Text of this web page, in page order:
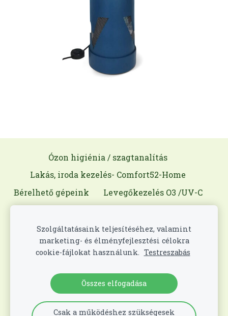
Ózon higiénia / szagtanalítás
Lakás, iroda kezelés- Comfort52-Home
Bérelhető gépeink
Levegőkezelés O3 /UV-C
Élelmiszeripar (Mobilsept O3 Food)
Kórházi Fertőző Hulladék
Rólunk
© 2026 Mobilsept Mobile Hygiene LLCMinden jog
fenntartva!
Szolgáltatásaink teljesítéséhez, valamint
marketing- és élményfejlesztési célokra
cookie-fájlokat használunk. Testreszabás
Összes elfogadása
Csak a működéshez szükségesek